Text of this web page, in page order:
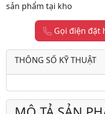
sản phẩm tại kho
Gọi điện đặt
THÔNG SỐ KỸ THUẬT